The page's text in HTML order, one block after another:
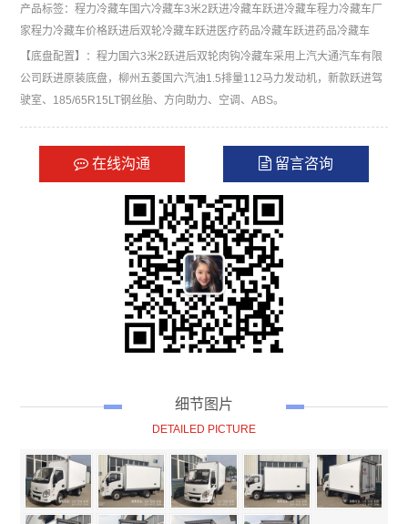
产品标签：程力冷藏车国六冷藏车3米2跃进冷藏车跃进冷藏车程力冷藏车厂
家程力冷藏车价格跃进后双轮冷藏车跃进医疗药品冷藏车跃进药品冷藏车
【底盘配置】：程力国六3米2跃进后双轮肉钩冷藏车采用上汽大通汽车有限
公司跃进原装底盘，柳州五菱国六汽油1.5排量112马力发动机，新款跃进驾
驶室、185/65R15LT钢丝胎、方向助力、空调、ABS。
在线沟通 留言咨询
细节图片
DETAILED PICTURE